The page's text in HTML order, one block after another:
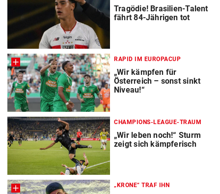
Tragödie! Brasilien-Talent
fährt 84-Jährigen tot
RAPID IM EUROPACUP
„Wir kämpfen für
Österreich – sonst sinkt
Niveau!“
CHAMPIONS-LEAGUE-TRAUM
„Wir leben noch!“ Sturm
zeigt sich kämpferisch
„KRONE“ TRAF IHN